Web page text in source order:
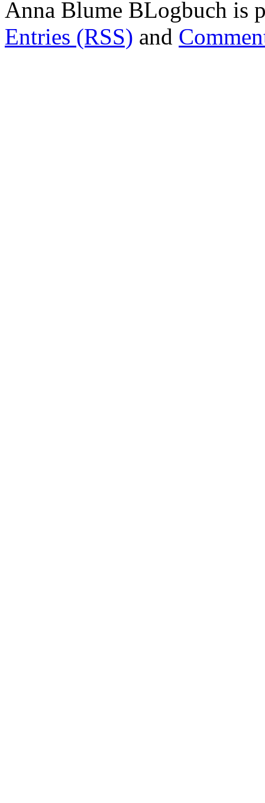
Anna Blume BLogbuch is
Entries (RSS) and